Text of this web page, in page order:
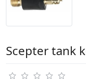
Scepter tank